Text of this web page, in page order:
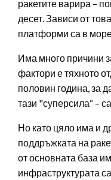
ракетите варира –
десет. Зависи от
платформи са в
Има много причини
фактори е тяхното
половин година, за
тази "суперсила“ –
Но като цяло има и
поддръжката на
от основната база
инфраструктурата